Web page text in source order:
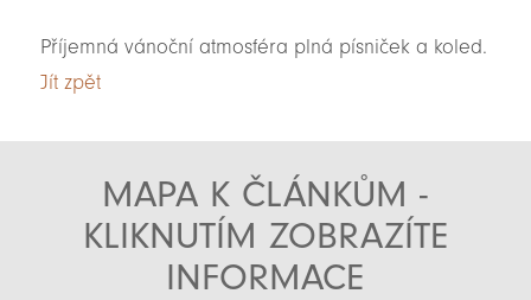
Příjemná vánoční atmosféra plná písniček a koled.
Jít zpět
MAPA K ČLÁNKŮM -
KLIKNUTÍM ZOBRAZÍTE
INFORMACE